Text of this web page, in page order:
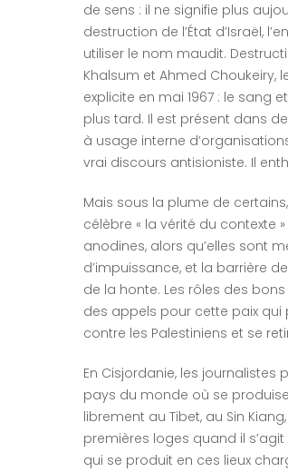
de sens : il ne signifie plus
destruction de l’État d’Israël,
utiliser le nom maudit.
Khalsum et Ahmed Choukeiry,
explicite en mai 1967 : le sang
plus tard. Il est présent dans
à usage interne
vrai discours antisioniste. Il
Mais sous la plume de
célèbre « la vérité du contexte
anodines, alors qu’elles sont
d’impuissance, et la barrière
de la honte. Les rôles des
des appels pour cette paix qui
contre les Palestiniens et se
En Cisjordanie, les journalistes
pays du monde où se
librement au Tibet, au Sin
premières loges quand il
qui se produit en ces lieux